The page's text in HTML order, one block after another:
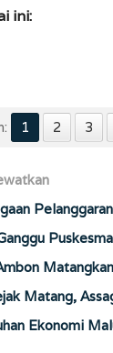
ini:
1 2 3
Matang,
Ekonomi